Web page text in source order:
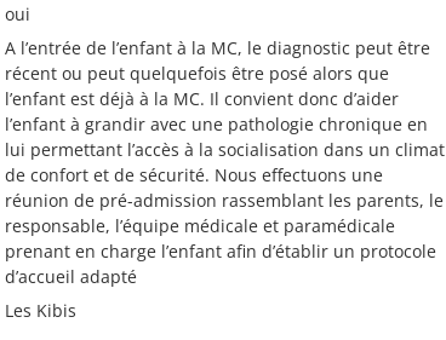
oui
A l’entrée de l’enfant à la MC, le diagnostic peut être
récent ou peut quelquefois être posé alors que
l’enfant est déjà à la MC. Il convient donc d’aider
l’enfant à grandir avec une pathologie chronique en
lui permettant l’accès à la socialisation dans un climat
de confort et de sécurité. Nous effectuons une
réunion de pré-admission rassemblant les parents, le
responsable, l’équipe médicale et paramédicale
prenant en charge l’enfant afin d’établir un protocole
d’accueil adapté
Les Kibis